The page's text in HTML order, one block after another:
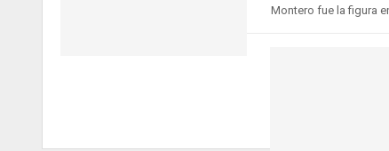
Montero fue la figura